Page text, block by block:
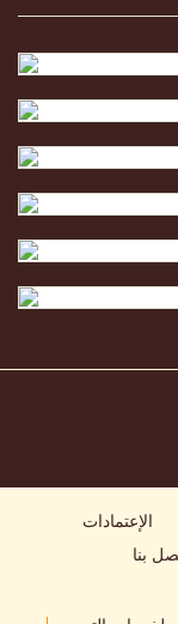
الإعتمادات
بنا